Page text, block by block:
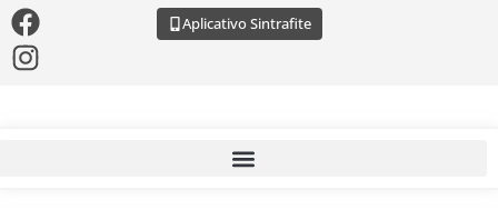
Aplicativo Sintrafite